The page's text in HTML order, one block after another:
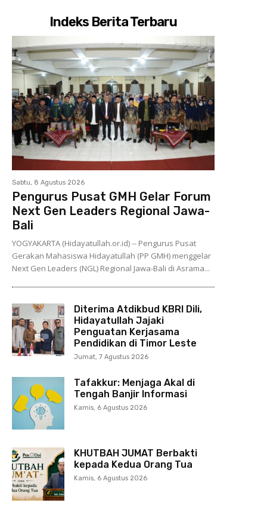
Indeks Berita Terbaru
Sabtu, 8 Agustus 2026
Pengurus Pusat GMH Gelar Forum
Next Gen Leaders Regional Jawa-
Bali
YOGYAKARTA (Hidayatullah.or.id) -- Pengurus Pusat
Gerakan Mahasiswa Hidayatullah (PP GMH) menggelar
Next Gen Leaders (NGL) Regional Jawa-Bali di Asrama...
Diterima Atdikbud KBRI Dili,
Hidayatullah Jajaki
Penguatan Kerjasama
Pendidikan di Timor Leste
Jumat, 7 Agustus 2026
Tafakkur: Menjaga Akal di
Tengah Banjir Informasi
Kamis, 6 Agustus 2026
KHUTBAH JUMAT Berbakti
kepada Kedua Orang Tua
Kamis, 6 Agustus 2026